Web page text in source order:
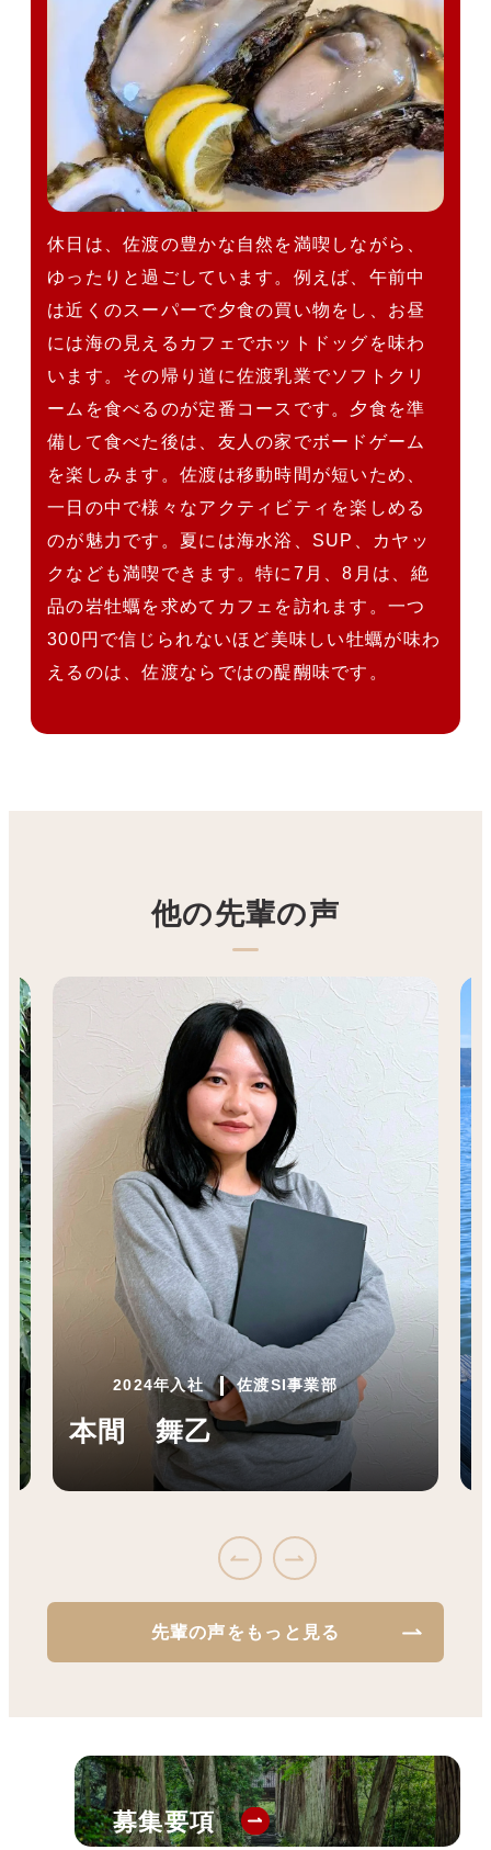
休日は、佐渡の豊かな自然を満喫しながら、
ゆったりと過ごしています。例えば、午前中
は近くのスーパーで夕食の買い物をし、お昼
には海の見えるカフェでホットドッグを味わ
います。その帰り道に佐渡乳業でソフトクリ
ームを食べるのが定番コースです。夕食を準
備して食べた後は、友人の家でボードゲーム
を楽しみます。佐渡は移動時間が短いため、
一日の中で様々なアクティビティを楽しめる
のが魅力です。夏には海水浴、SUP、カヤッ
クなども満喫できます。特に7月、8月は、絶
品の岩牡蠣を求めてカフェを訪れます。一つ
300円で信じられないほど美味しい牡蠣が味わ
えるのは、佐渡ならではの醍醐味です。
他の先輩の声
2024年入社 佐渡SI事業部
本間 舞乙
先輩の声をもっと見る
募集要項